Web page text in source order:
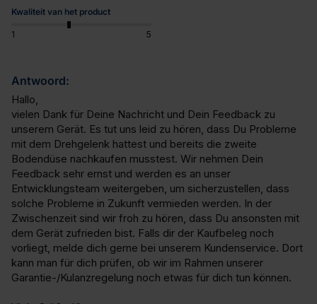
Kwaliteit van het product
1 5
Antwoord:
Hallo,
vielen Dank für Deine Nachricht und Dein Feedback zu
unserem Gerät. Es tut uns leid zu hören, dass Du Probleme
mit dem Drehgelenk hattest und bereits die zweite
Bodendüse nachkaufen musstest. Wir nehmen Dein
Feedback sehr ernst und werden es an unser
Entwicklungsteam weitergeben, um sicherzustellen, dass
solche Probleme in Zukunft vermieden werden. In der
Zwischenzeit sind wir froh zu hören, dass Du ansonsten mit
dem Gerät zufrieden bist. Falls dir der Kaufbeleg noch
vorliegt, melde dich gerne bei unserem Kundenservice. Dort
kann man für dich prüfen, ob wir im Rahmen unserer
Garantie-/Kulanzregelung noch etwas für dich tun können.